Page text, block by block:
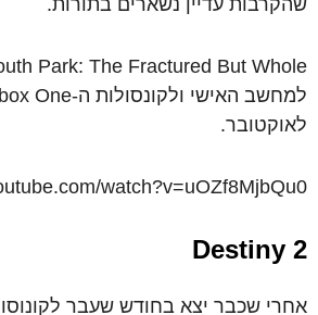
שהקרבות עדיין נשארים בתורות.
לאוקטובר.
watch?v=uOZf8MjbQu0
Destiny 2
אחרי שכבר יצא בחודש שעבר